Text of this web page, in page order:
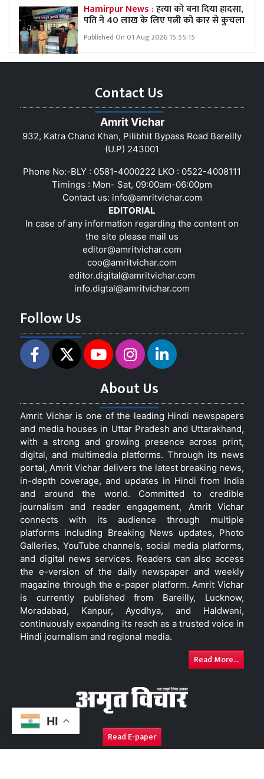
HI
Hamirpur News :हत्या को बना दिया हादसा,
पति ने 40 लाख के लिए पत्नी को कार से कुचला
Published On 01 Aug 2026 15:55:15
Contact Us
Amrit Vichar
932, Katra Chand Khan, Pilibhit Bypass Road Bareilly
(U.P) 243001
Phone No:-BLY : 0581-4000222 LKO : 0522-4008111
Timings : Mon- Sat, 09:00am-06:00pm
Contact us: info@amritvichar.com
EDITORIAL
In case of any information regarding the content on
the site please mail us
editor@amritvichar.com
coo@amritvichar.com
editor.digital@amritvichar.com
info.digtal@amritvichar.com
Follow Us
About Us
Amrit Vichar is one of the leading Hindi newspapers
and media houses in Uttar Pradesh and Uttarakhand,
with a strong and growing presence across print,
digital, and multimedia platforms. Through its news
portal, Amrit Vichar delivers the latest breaking news,
in-depth coverage, and updates in Hindi from India
and around the world. Committed to credible
journalism and reader engagement, Amrit Vichar
connects with its audience through multiple
platforms including Breaking News updates, Photo
Galleries, YouTube channels, social media platforms,
and digital news services. Readers can also access
the e-version of the daily newspaper and weekly
magazine through the e-paper platform. Amrit Vichar
is currently published from Bareilly, Lucknow,
Moradabad, Kanpur, Ayodhya, and Haldwani,
continuously expanding its reach as a trusted voice in
Hindi journalism and regional media.
Read More...
Read E-paper